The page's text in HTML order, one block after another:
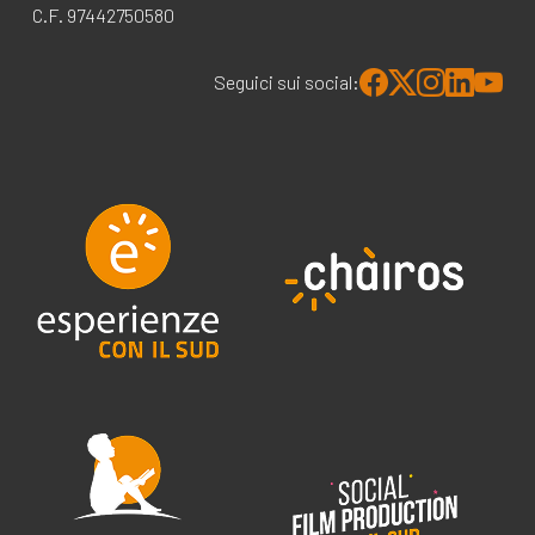
C.F. 97442750580
Seguici sui social: